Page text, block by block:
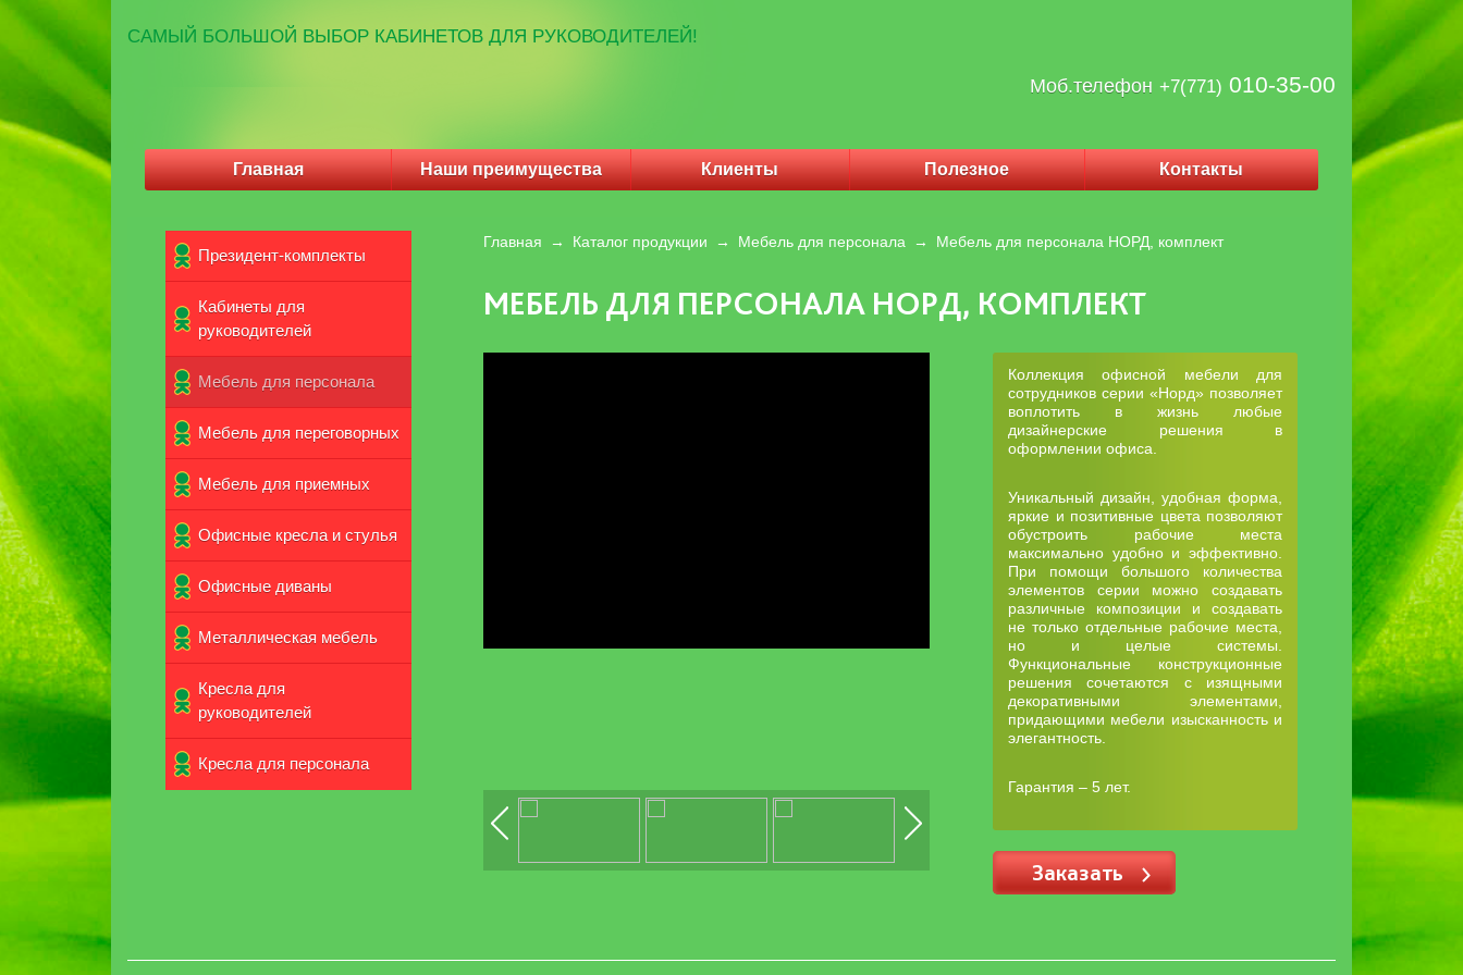
САМЫЙ БОЛЬШОЙ ВЫБОР КАБИНЕТОВ ДЛЯ РУКОВОДИТЕЛЕЙ!
Моб.телефон +7(771) 010-35-00
Главная Наши преимущества Клиенты Полезное Контакты
Президент-комплекты
Кабинеты для
руководителей
Мебель для персонала
Мебель для переговорных
Мебель для приемных
Офисные кресла и стулья
Офисные диваны
Металлическая мебель
Кресла для
руководителей
Кpecла для персонала
Главная → Каталог продукции → Мебель для персонала → Мебель для персонала НОРД, комплект
МЕБЕЛЬ ДЛЯ ПЕРСОНАЛА НОРД, КОМПЛЕКТ
Коллекция офисной мебели для
сотрудников серии «Норд» позволяет
воплотить в жизнь любые
дизайнерские решения в
оформлении офиса.
Уникальный дизайн, удобная форма,
яркие и позитивные цвета позволяют
обустроить рабочие места
максимально удобно и эффективно.
При помощи большого количества
элементов серии можно создавать
различные композиции и создавать
не только отдельные рабочие места,
но и целые системы.
Функциональные конструкционные
решения сочетаются с изящными
декоративными элементами,
придающими мебели изысканность и
элегантность.
Гарантия – 5 лет.
Заказать